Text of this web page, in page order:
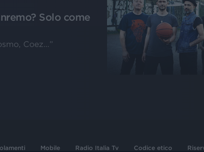
Solo come
Coez…”
Mobile Radio Italia Tv Codice etico